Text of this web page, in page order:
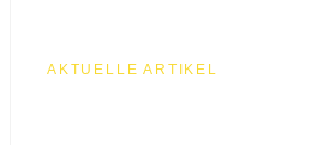
AKTUELLE ARTIKEL